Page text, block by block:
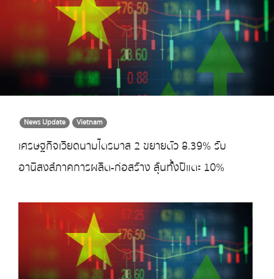
News Update Vietnam
เศรษฐกิจเวียดนามไตรมาส 2 ขยายตัว 8.39% รับ
อานิสงส์ภาคการผลิต-ก่อสร้าง ลุ้นทั้งปีแตะ 10%